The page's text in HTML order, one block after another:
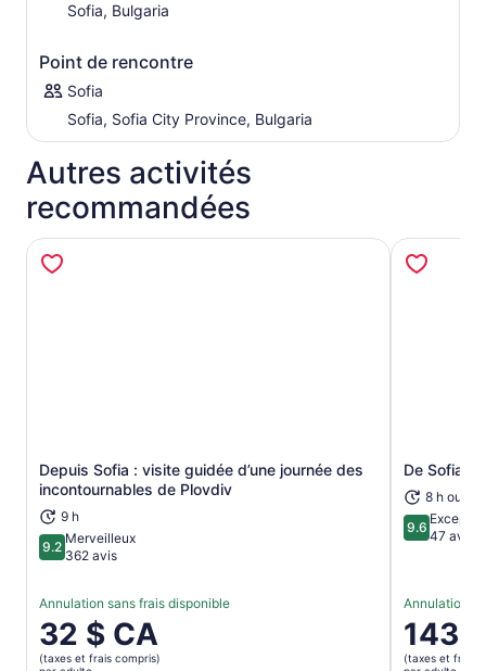
Sofia, Bulgaria
Point de rencontre
Sofia
Sofia, Sofia City Province, Bulgaria
Autres activités
recommandées
Depuis Sofia : visite guidée d’une journée des
incontournables de Plovdiv
9 h
9.29.2 sur 10
Merveilleux
362 avis
Annulation sans frais disponible
Le
prix
32 $ CA
(taxes et frais compris)
S’ouvre dans un nouvel onglet
De Sofia :
8 h ou
9.69.6 sur 10
47 avis
Annulation
Le
prix
143
(taxes et frais